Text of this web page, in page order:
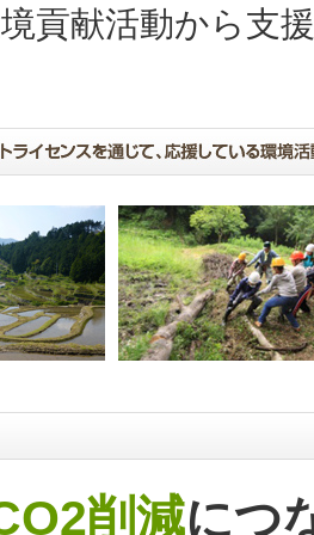
貢献活動から支
削減につ